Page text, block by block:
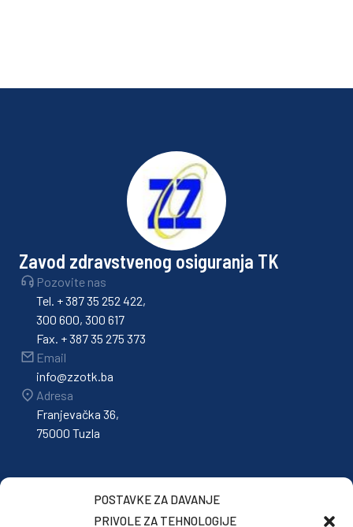
POSTAVKE ZA DAVANJE
PRIVOLE ZA TEHNOLOGIJE
Zavod zdravstvenog osiguranja TK
Pozovite nas
Tel. + 387 35 252 422,
300 600, 300 617
Fax. + 387 35 275 373
Email
info@zzotk.ba
Adresa
Franjevačka 36,
75000 Tuzla